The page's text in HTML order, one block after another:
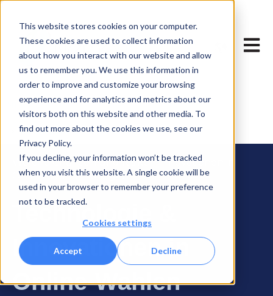
This website stores cookies on your computer.
These cookies are used to collect information
about how you interact with our website and allow
us to remember you. We use this information in
order to improve and customize your browsing
experience and for analytics and metrics about our
visitors both on this website and other media. To
find out more about the cookies we use, see our
Privacy Policy.
If you decline, your information won’t be tracked
when you visit this website. A single cookie will be
used in your browser to remember your preference
not to be tracked.
Cookies settings
Accept Decline
NEMOVOTE BLOG
TECHNOLOGY & INNOVATION
Welche Chancen und Risiken Innovationen in
Online-Wahlen bringen
Technologie &
Innovationen in
Online-Wahlen